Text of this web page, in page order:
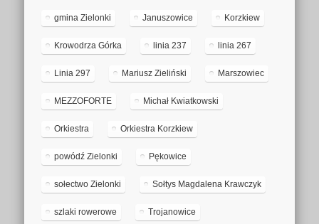
gmina Zielonki Januszowice Korzkiew
Krowodrza Górka linia 237 linia 267
Linia 297 Mariusz Zieliński Marszowiec
MEZZOFORTE Michał Kwiatkowski
Orkiestra Orkiestra Korzkiew
powódź Zielonki Pękowice
sołectwo Zielonki Sołtys Magdalena Krawczyk
szlaki rowerowe Trojanowice